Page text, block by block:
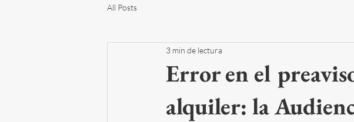
All Posts
Error en el
alquiler: la
3 min de lectura